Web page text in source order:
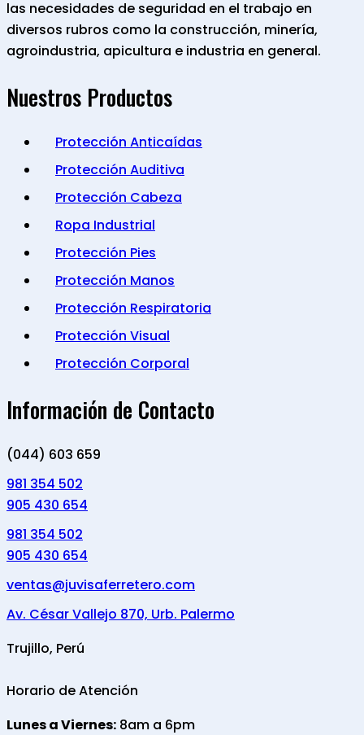
las necesidades de seguridad en el trabajo en
diversos rubros como la construcción, minería,
agroindustria, apicultura e industria en general.
Nuestros Productos
Protección Anticaídas
Protección Auditiva
Protección Cabeza
Ropa Industrial
Protección Pies
Protección Manos
Protección Respiratoria
Protección Visual
Protección Corporal
Información de Contacto
(044) 603 659
981 354 502
905 430 654
981 354 502
905 430 654
ventas@juvisaferretero.com
Av. César Vallejo 870, Urb. Palermo
Trujillo, Perú
Horario de Atención
Lunes a Viernes: 8am a 6pm